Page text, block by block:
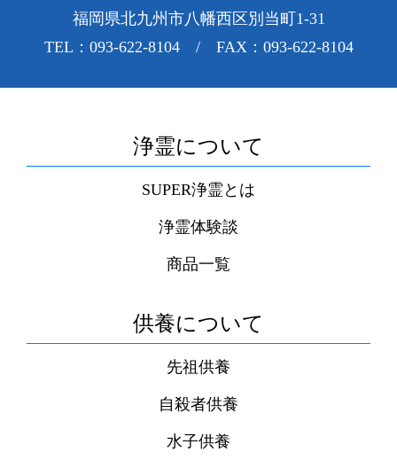
福岡県北九州市八幡西区別当町1-31
TEL：093-622-8104 / FAX：093-622-8104
浄霊について
SUPER浄霊とは
浄霊体験談
商品一覧
供養について
先祖供養
自殺者供養
水子供養